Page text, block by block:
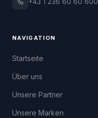
NAVIGATION
Startseite
Über uns
Unsere Partner
Unsere Marken